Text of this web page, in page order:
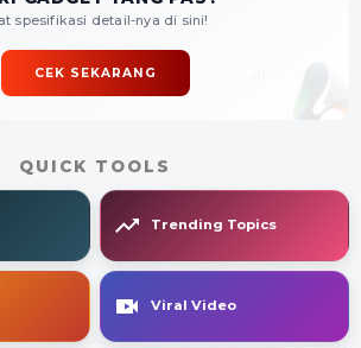
spesifikasi detail-nya di sini!
CEK SEKARANG
QUICK TOOLS
Trending Topics
Viral Video